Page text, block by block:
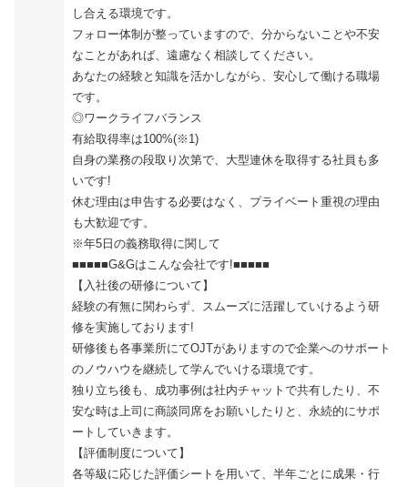
し合える環境です。
フォロー体制が整っていますので、分からないことや不安
なことがあれば、遠慮なく相談してください。
あなたの経験と知識を活かしながら、安心して働ける職場
です。
◎ワークライフバランス
有給取得率は100%(※1)
自身の業務の段取り次第で、大型連休を取得する社員も多
いです!
休む理由は申告する必要はなく、プライベート重視の理由
も大歓迎です。
※年5日の義務取得に関して
■■■■■G&Gはこんな会社です!■■■■■
【入社後の研修について】
経験の有無に関わらず、スムーズに活躍していけるよう研
修を実施しております!
研修後も各事業所にてOJTがありますので企業へのサポート
のノウハウを継続して学んでいける環境です。
独り立ち後も、成功事例は社内チャットで共有したり、不
安な時は上司に商談同席をお願いしたりと、永続的にサポ
ートしていきます。
【評価制度について】
各等級に応じた評価シートを用いて、半年ごとに成果・行